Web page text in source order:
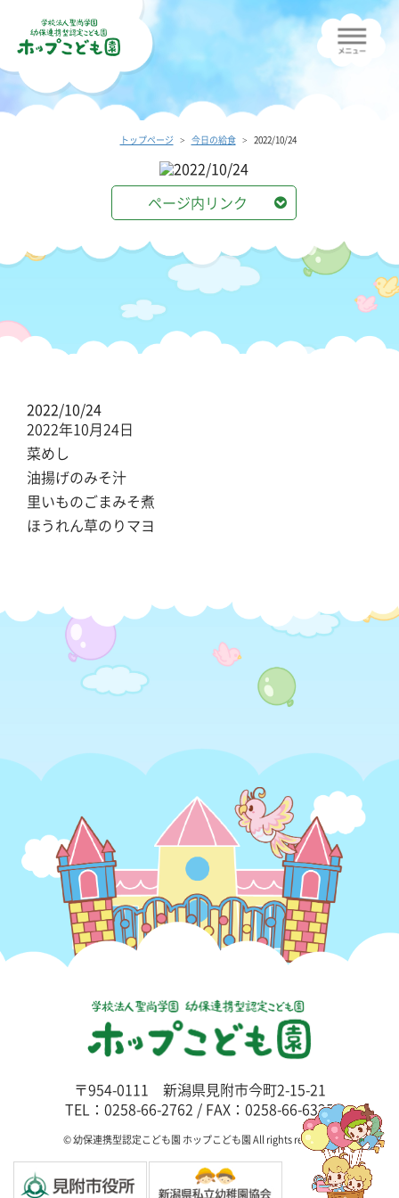
トップページ 今日の給食 2022/10/24
ページ内リンク
2022/10/24
2022年10月24日
菜めし
油揚げのみそ汁
里いものごまみそ煮
ほうれん草のりマヨ
〒954-0111 新潟県見附市今町2-15-21
TEL：0258-66-2762 / FAX：0258-66-6325
© 幼保連携型認定こども園 ホップこども園 All rights reserved.